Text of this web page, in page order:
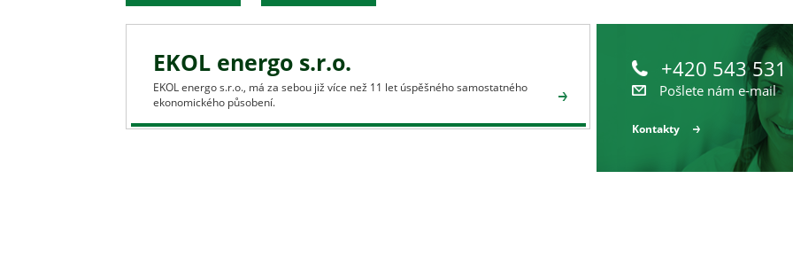
EKOL energo s.r.o.
EKOL energo s.r.o., má za sebou již více než 11 let úspěšného samostatného
ekonomického působení.
+420 543 531
Pošlete nám e-mail
Kontakty